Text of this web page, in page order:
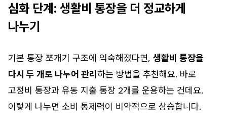
심화 단계: 생활비 통장을 더 정교하게
나누기
기본 통장 쪼개기 구조에 익숙해졌다면, 생활비 통장을
다시 두 개로 나누어 관리하는 방법을 추천해요. 바로
고정비 통장과 유동 지출 통장 2개를 운용하는 건데요.
이렇게 나누면 소비 통제력이 비약적으로 상승합니다.